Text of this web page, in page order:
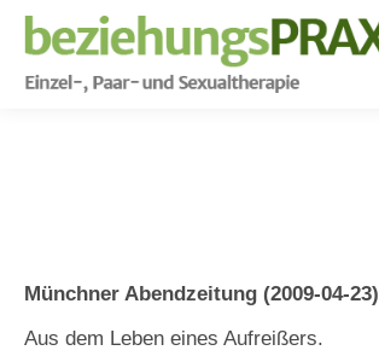
Münchner Abendzeitung (2009-04-23)
Aus dem Leben eines Aufreißers.